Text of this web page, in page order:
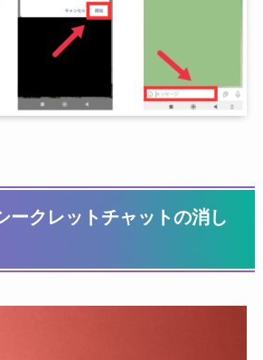
ークレットチャットの消し